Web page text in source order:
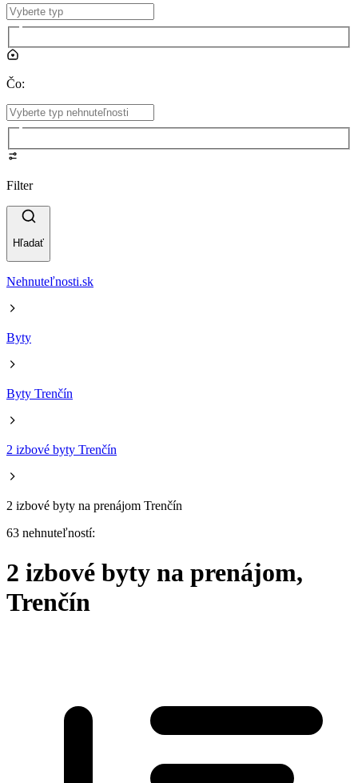
Čo:
Filter
Hľadať
Nehnuteľnosti.sk
Byty
Byty Trenčín
2 izbové byty Trenčín
2 izbové byty na prenájom Trenčín
63 nehnuteľností:
2 izbové byty na prenájom,
Trenčín